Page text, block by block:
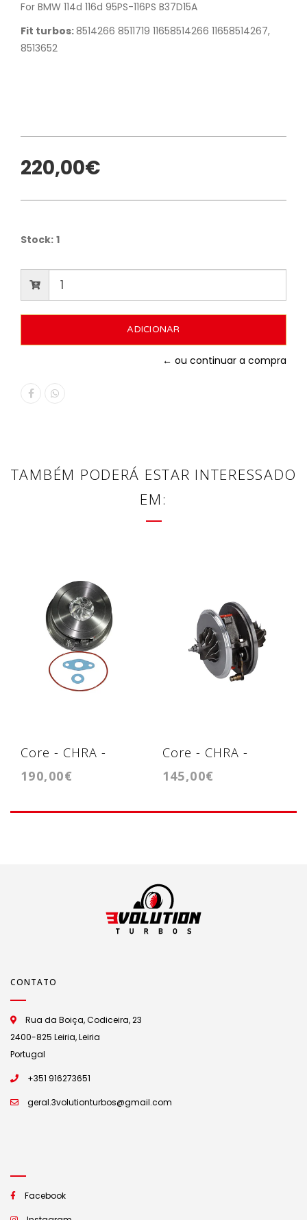
For BMW 114d 116d 95PS-116PS B37D15A
Fit turbos:8514266 8511719 11658514266 11658514267,
8513652
220,00€
Stock: 1
← ou continuar a compra
TAMBÉM PODERÁ ESTAR INTERESSADO
EM:
Core - CHRA -
Cartridge - BM-
190,00€
Core - CHRA -
Cartridge -
145,00€
CONTATO
Rua da Boiça, Codiceira, 23
2400-825 Leiria, Leiria
Portugal
+351 916273651
geral.3volutionturbos@gmail.com
Facebook